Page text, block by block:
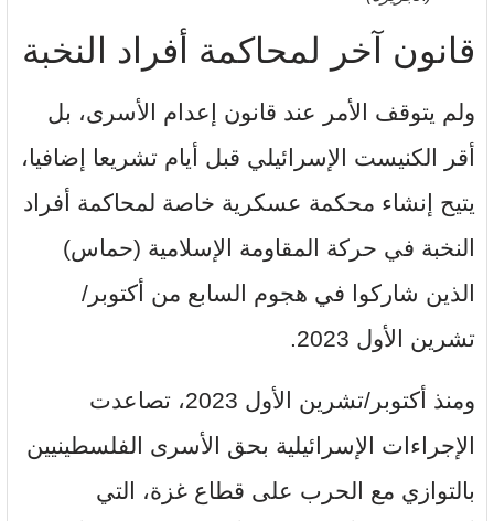
قانون آخر لمحاكمة أفراد النخبة
ولم يتوقف الأمر عند قانون إعدام الأسرى، بل
أقر الكنيست الإسرائيلي قبل أيام تشريعا إضافيا،
يتيح إنشاء محكمة عسكرية خاصة لمحاكمة أفراد
النخبة في حركة المقاومة الإسلامية (حماس)
الذين شاركوا في هجوم السابع من أكتوبر/
تشرين الأول 2023.
ومنذ أكتوبر/تشرين الأول 2023، تصاعدت
الإجراءات الإسرائيلية بحق الأسرى الفلسطينيين
بالتوازي مع الحرب على قطاع غزة، التي